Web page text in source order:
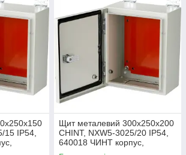
15 IP54,
бокс,
Щит металевий 300x250x200
CHINT, NXW5-3025/20 IP54,
640018 ЧИНТ корпус,
металева оболонка, бокс,